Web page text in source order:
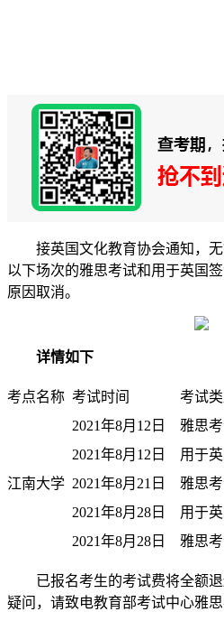
接英国文化教育协会通知，无
以下场次的雅思考试和用于英国
原因取消。
详情如下
考点名称 考试时间 考试
江南大学
2021年8月12日
雅思
2021年8月12日
用于
2021年8月21日
雅思
2021年8月28日
用于
2021年8月28日
雅思
已报名考生的考试费将全额退
疑问，请致电教育部考试中心雅思